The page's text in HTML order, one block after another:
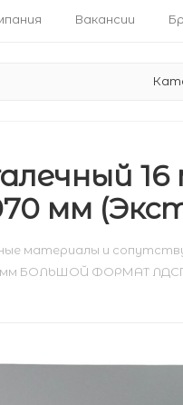
Вакансии
мм
материалы и
мм БОЛЬШОЙ ФОРМАТ